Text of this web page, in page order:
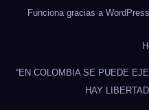
Funciona gracias a WordPress
“EN COLOMBIA SE PUEDE
HAY